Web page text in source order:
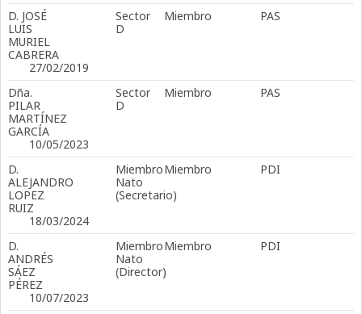
D. JOSÉ
LUIS
MURIEL
CABRERA
Sector
D
Miembro PAS
27/02/2019
Dña.
PILAR
MARTÍNEZ
GARCÍA
Sector
D
Miembro PAS
10/05/2023
D.
ALEJANDRO
LOPEZ
RUIZ
Miembro
Nato
(Secretario)
Miembro PDI
18/03/2024
D.
ANDRÉS
SÁEZ
PÉREZ
Miembro
Nato
(Director)
Miembro PDI
10/07/2023